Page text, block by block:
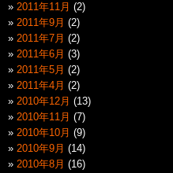
2011年11月 (2)
2011年9月 (2)
2011年7月 (2)
2011年6月 (3)
2011年5月 (2)
2011年4月 (2)
2010年12月 (13)
2010年11月 (7)
2010年10月 (9)
2010年9月 (14)
2010年8月 (16)